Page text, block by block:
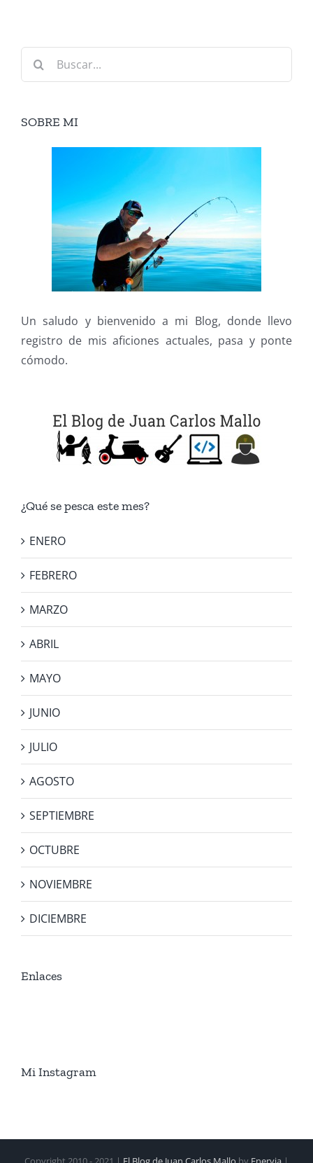
Buscar:
SOBRE MI
Un saludo y bienvenido a mi Blog, donde llevo
registro de mis aficiones actuales, pasa y ponte
cómodo.
¿Qué se pesca este mes?
ENERO
FEBRERO
MARZO
ABRIL
MAYO
JUNIO
JULIO
AGOSTO
SEPTIEMBRE
OCTUBRE
NOVIEMBRE
DICIEMBRE
Enlaces
Mi Instagram